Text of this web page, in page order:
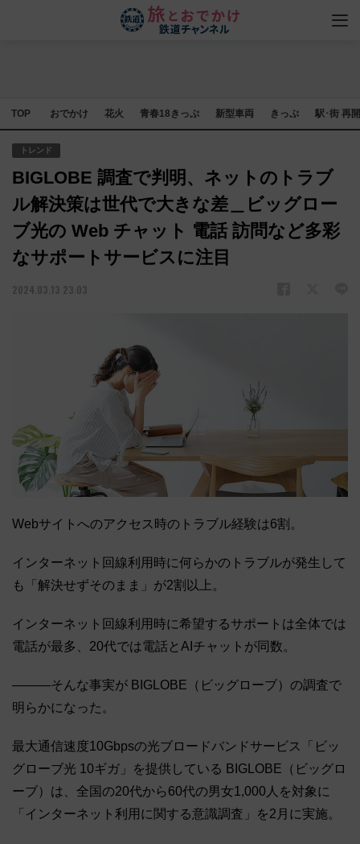
TOP おでかけ 花火 青春18きっぷ 新型車両 きっぷ 駅･街 再
トレンド
BIGLOBE 調査で判明、ネットのトラブ
ル解決策は世代で大きな差＿ビッグロー
ブ光の Web チャット 電話 訪問など多彩
なサポートサービスに注目
2024.03.13 23:03
Webサイトへのアクセス時のトラブル経験は6割。
インターネット回線利用時に何らかのトラブルが発生して
も「解決せずそのまま」が2割以上。
インターネット回線利用時に希望するサポートは全体では
電話が最多、20代では電話とAIチャットが同数。
―――そんな事実が BIGLOBE（ビッグローブ）の調査で
明らかになった。
最大通信速度10Gbpsの光ブロードバンドサービス「ビッ
グローブ光 10ギガ」を提供している BIGLOBE（ビッグロ
ーブ）は、全国の20代から60代の男女1,000人を対象に
「インターネット利用に関する意識調査」を2月に実施。